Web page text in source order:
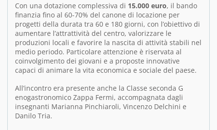
Con una dotazione complessiva di 15.000 euro, il bando
finanzia fino al 60-70% del canone di locazione per
progetti della durata tra 60 e 180 giorni, con l’obiettivo di
aumentare l’attrattività del centro, valorizzare le
produzioni locali e favorire la nascita di attività stabili nel
medio periodo. Particolare attenzione è riservata al
coinvolgimento dei giovani e a proposte innovative
capaci di animare la vita economica e sociale del paese.
All’incontro era presente anche la Classe seconda G
enogastronomico Zappa Fermi, accompagnata dagli
insegnanti Marianna Pinchiaroli, Vincenzo Delchini e
Danilo Tria.